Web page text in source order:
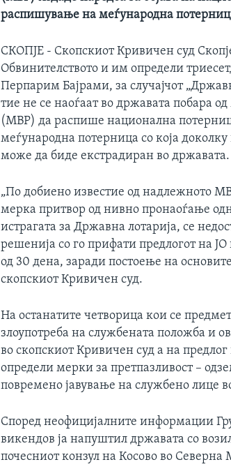
распишување на меѓународна
СКОПЈЕ - Скопскиот Кривичен суд
Обвинителството и им определи
Перпарим Бајрами, за случајчот
тие не се наоѓаат во државата побара
(МВР) да распише национална
меѓународна потерница со која
може да биде екстрадиран во државата.
„По добиено известие од надлежното
мерка притвор од нивно пронаоѓање
истрагата за Државна лотарија, се
решенија со го прифати предлогот на
од 30 дена, заради постоење на
скопскиот Кривичен суд.
На останатите четворица кои се
злоупотреба на службената положба и
во скопскиот Кривичен суд а на
определи мерки за претпазливост –
повремено јавување на службено лице
Според неофицијалните информации
викендов ја напуштил државата со
почесниот конзул на Косово во